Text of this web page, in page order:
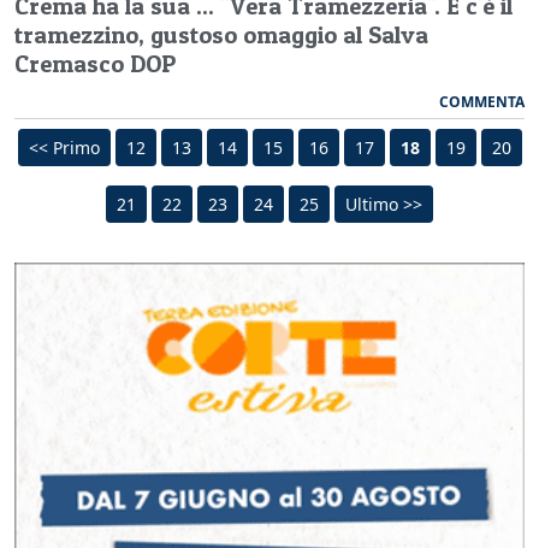
Crema ha la sua ... "Vera Tramezzeria". E c'è il
tramezzino, gustoso omaggio al Salva
Cremasco DOP
COMMENTA
<< Primo 12 13 14 15 16 17 18 19 20
21 22 23 24 25 Ultimo >>